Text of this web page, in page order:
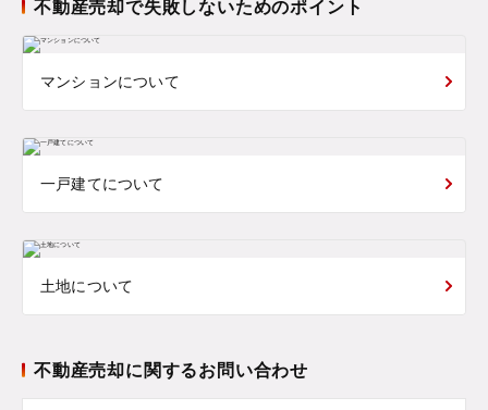
不動産売却で失敗しないためのポイント
マンションについて
一戸建てについて
土地について
不動産売却に関するお問い合わせ